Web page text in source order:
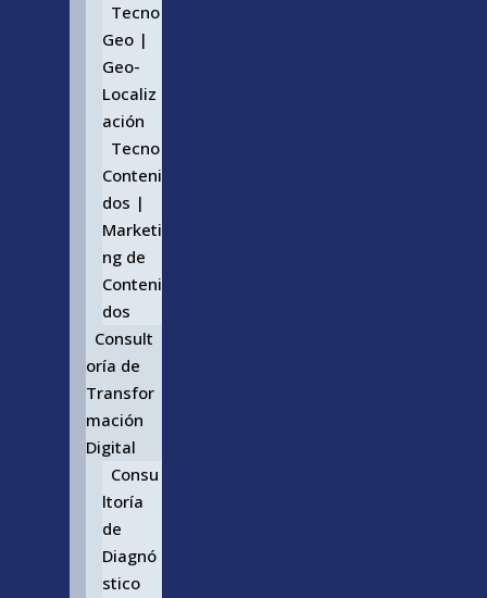
Tecno
Geo |
Geo-
Localiz
ación
Tecno
Conteni
dos |
Marketi
ng de
Conteni
dos
Consult
oría de
Transfor
mación
Digital
Consu
ltoría
de
Diagnó
stico